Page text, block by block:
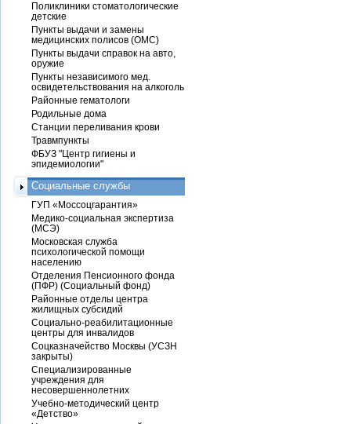
Поликлиники стоматологические
детские
Пункты выдачи и замены
медицинских полисов (ОМС)
Пункты выдачи справок на авто,
оружие
Пункты независимого мед.
освидетельствования на алкоголь
Районные гематологи
Родильные дома
Станции переливания крови
Травмпункты
ФБУЗ "Центр гигиены и
эпидемиологии"
Социальные службы
ГУП «Моссоцгарантия»
Медико-социальная экспертиза
(МСЭ)
Московская служба
психологической помощи
населению
Отделения Пенсионного фонда
(ПФР) (Социальный фонд)
Районные отделы центра
жилищных субсидий
Социально-реабилитационные
центры для инвалидов
Соцказначейство Москвы (УСЗН
закрыты)
Специализированные
учреждения для
несовершеннолетних
Учебно-методический центр
«Детство»